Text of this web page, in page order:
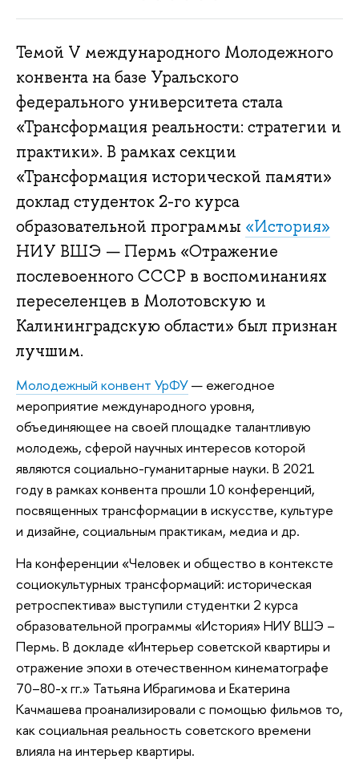
Темой V международного Молодежного
конвента на базе Уральского
федерального университета стала
«‎Трансформация реальности: стратегии и
практики». В рамках секции
«Трансформация исторической памяти»
доклад студенток 2-го курса
образовательной программы «История»
НИУ ВШЭ — Пермь «‎Отражение
послевоенного СССР в воспоминаниях
переселенцев в Молотовскую и
Калининградскую области» был признан
лучшим.
Молодежный конвент УрФУ— ежегодное
мероприятие международного уровня,
объединяющее на своей площадке талантливую
молодежь, сферой научных интересов которой
являются социально-гуманитарные науки. В 2021
году в рамках конвента прошли 10 конференций,
посвященных трансформации в искусстве, культуре
и дизайне, социальным практикам, медиа и др.
На конференции «Человек и общество в контексте
социокультурных трансформаций: историческая
ретроспектива» выступили студентки 2 курса
образовательной программы «История» НИУ ВШЭ –
Пермь. В докладе «Интерьер советской квартиры и
отражение эпохи в отечественном кинематографе
70–80-х гг.» Татьяна Ибрагимова и Екатерина
Качмашева проанализировали с помощью фильмов то,
как социальная реальность советского времени
влияла на интерьер квартиры.